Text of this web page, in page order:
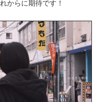
からに期待です！